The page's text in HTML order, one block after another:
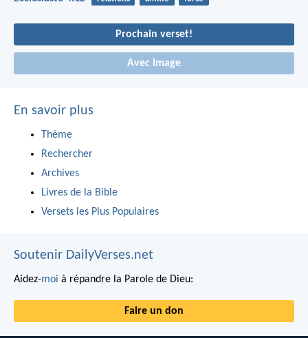
Prochain verset!
Avec Image
En savoir plus
Thème
Rechercher
Archives
Livres de la Bible
Versets les Plus Populaires
Soutenir DailyVerses.net
Aidez-moi à répandre la Parole de Dieu:
Faire un don